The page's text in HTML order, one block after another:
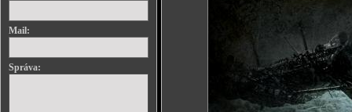
Mail:
Správa: